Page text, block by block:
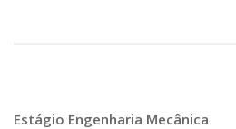
Estágio Engenharia Mecânica